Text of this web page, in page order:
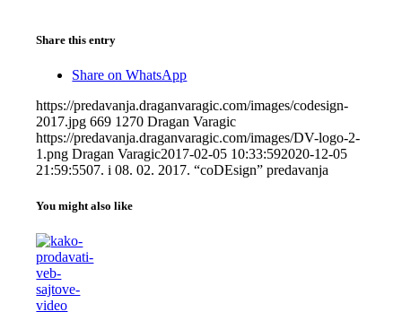
Share this entry
Share on WhatsApp
https://predavanja.draganvaragic.com/images/codesign-
2017.jpg 669 1270 Dragan Varagic
https://predavanja.draganvaragic.com/images/DV-logo-2-
1.png Dragan Varagic2017-02-05 10:33:592020-12-05
21:59:5507. i 08. 02. 2017. “coDEsign” predavanja
You might also like